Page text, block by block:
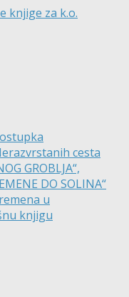
knjige za k.o.
cesta
GROBLJA“,
DO SOLINA“
u
knjigu